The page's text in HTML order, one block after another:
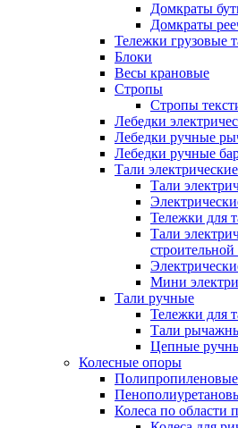
Домкраты
Домкраты
Тележки грузовые
Блоки
Весы крановые
Стропы
Стропы
Лебедки
Лебедки ручные
Лебедки ручные
Тали
Тали
Тележки для
Тали
Мини
Тали ручные
Тележки для
Тали
Цепные
Колесные опоры
Полипропиленовые
Колеса по области